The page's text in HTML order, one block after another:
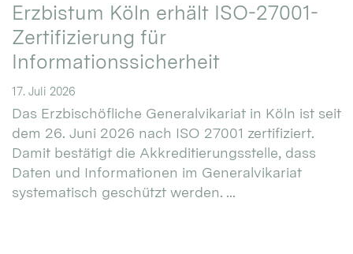
Erzbistum Köln erhält ISO-27001-
Zertifizierung für
Informationssicherheit
17. Juli 2026
Das Erzbischöfliche Generalvikariat in Köln ist seit
dem 26. Juni 2026 nach ISO 27001 zertifiziert.
Damit bestätigt die Akkreditierungsstelle, dass
Daten und Informationen im Generalvikariat
systematisch geschützt werden. ...